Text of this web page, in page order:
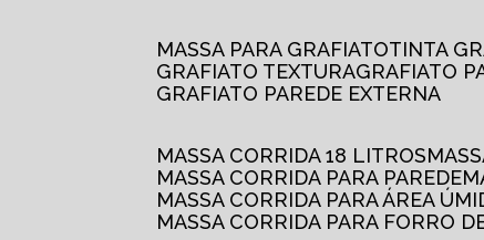
MASSA PARA GRAFIATO
TINTA
GRAFIATO TEXTURA
GRAFIATO
GRAFIATO PAREDE EXTERNA
MASSA CORRIDA 18 LITROS
MASSA CORRIDA PARA PAREDE
MASSA CORRIDA PARA ÁREA
MASSA CORRIDA PARA FORRO